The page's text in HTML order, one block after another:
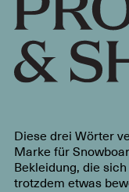
Diese drei Wörter
Marke für
Bekleidung, die
trotzdem etwas